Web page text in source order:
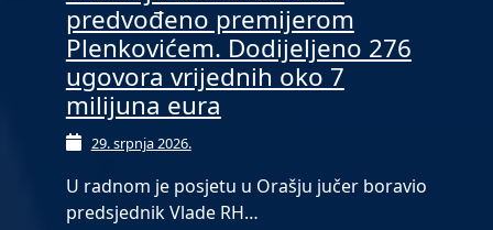
predvođeno premijerom
Plenkovićem. Dodijeljeno 276
ugovora vrijednih oko 7
milijuna eura
29. srpnja 2026.
U radnom je posjetu u Orašju jučer boravio
predsjednik Vlade RH…